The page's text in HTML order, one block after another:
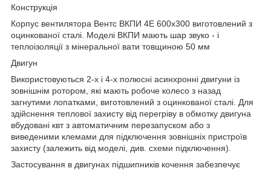
Конструкція
Корпус вентилятора Вентс ВКПИ 4Е 600х300 виготовлений з
оцинкованої сталі. Моделі ВКПИ мають шар звуко - і
теплоізоляції з мінеральної вати товщиною 50 мм
Двигун
Використовуються 2-х і 4-х полюсні асинхронні двигуни із
зовнішнім ротором, які мають робоче колесо з назад
загнутими лопатками, виготовлений з оцинкованої сталі. Для
здійснення теплової захисту від перегріву в обмотку двигуна
вбудовані квт з автоматичним перезапуском або з
виведеними клемами для підключення зовнішніх пристроїв
захисту (залежить від моделі, див. схеми підключення).
Застосування в двигунах підшипників кочення забезпечує